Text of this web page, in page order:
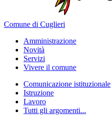
Comune di Cuglieri
Amministrazione
Novità
Servizi
Vivere il comune
Comunicazione istituzionale
Istruzione
Lavoro
Tutti gli argomenti...